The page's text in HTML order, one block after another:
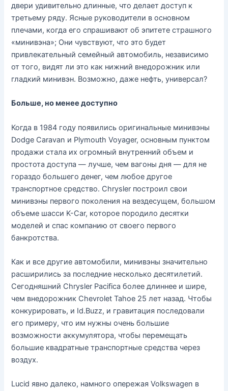
двери удивительно длинные, что делает доступ к
третьему ряду. Ясные руководители в основном
плечами, когда его спрашивают об эпитете страшного
«минивэна»; Они чувствуют, что это будет
привлекательный семейный автомобиль, независимо
от того, видят ли это как нижний внедорожник или
гладкий минивэн. Возможно, даже нефть, универсал?
Больше, но менее доступно
Когда в 1984 году появились оригинальные минивэны
Dodge Caravan и Plymouth Voyager, основным пунктом
продажи стала их огромный внутренний объем и
простота доступа — лучше, чем вагоны дня — для не
гораздо большего денег, чем любое другое
транспортное средство. Chrysler построил свои
минивэны первого поколения на вездесущем, большом
объеме шасси K-Car, которое породило десятки
моделей и спас компанию от своего первого
банкротства.
Как и все другие автомобили, минивэны значительно
расширились за последние несколько десятилетий.
Сегодняшний Chrysler Pacifica более длиннее и шире,
чем внедорожник Chevrolet Tahoe 25 лет назад. Чтобы
конкурировать, и Id.Buzz, и гравитация последовали
его примеру, что им нужны очень большие
возможности аккумулятора, чтобы перемещать
большие квадратные транспортные средства через
воздух.
Lucid явно далеко, намного опережая Volkswagen в